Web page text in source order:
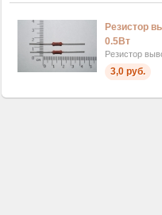
Резистор
0.5Вт
Резистор
3,0 руб.